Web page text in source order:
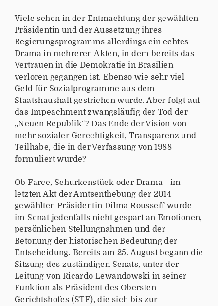
Viele sehen in der Entmachtung der gewählten
Präsidentin und der Aussetzung ihres
Regierungsprogramms allerdings ein echtes
Drama in mehreren Akten, in dem bereits das
Vertrauen in die Demokratie in Brasilien
verloren gegangen ist. Ebenso wie sehr viel
Geld für Sozialprogramme aus dem
Staatshaushalt gestrichen wurde. Aber folgt auf
das Impeachment zwangsläufig der Tod der
„Neuen Republik“? Das Ende der Vision von
mehr sozialer Gerechtigkeit, Transparenz und
Teilhabe, die in der Verfassung von 1988
formuliert wurde?
Ob Farce, Schurkenstück oder Drama - im
letzten Akt der Amtsenthebung der 2014
gewählten Präsidentin Dilma Rousseff wurde
im Senat jedenfalls nicht gespart an Emotionen,
persönlichen Stellungnahmen und der
Betonung der historischen Bedeutung der
Entscheidung. Bereits am 25. August begann die
Sitzung des zuständigen Senats, unter der
Leitung von Ricardo Lewandowski in seiner
Funktion als Präsident des Obersten
Gerichtshofes (STF), die sich bis zur